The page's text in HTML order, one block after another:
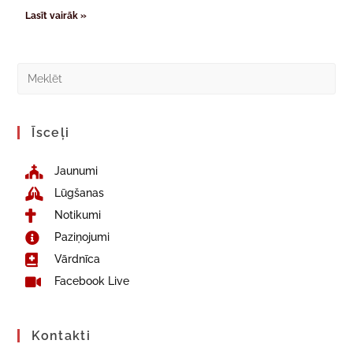
Lasīt vairāk »
Īsceļi
Jaunumi
Lūgšanas
Notikumi
Paziņojumi
Vārdnīca
Facebook Live
Kontakti